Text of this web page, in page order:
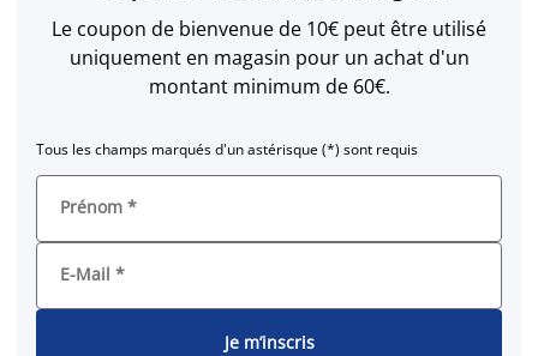
Le coupon de bienvenue de 10€ peut être utilisé
uniquement en magasin pour un achat d'un
montant minimum de 60€.
Tous les champs marqués d'un astérisque (*) sont requis
Prénom *
E-Mail *
Je m’inscris